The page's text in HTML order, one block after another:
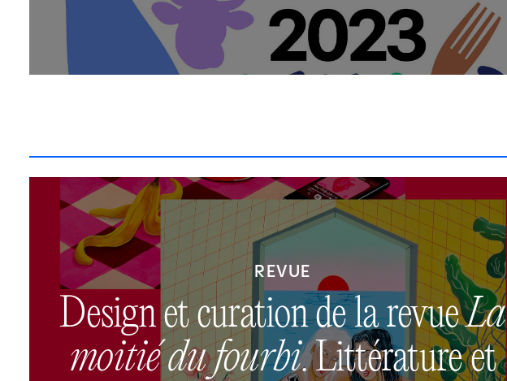
REVUE
Design et curation de la revueLa
moitié du fourbi. Littérature et